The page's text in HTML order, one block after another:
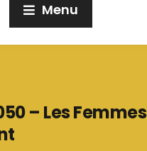
Menu
– Les Femmes